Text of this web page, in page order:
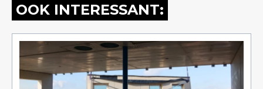
OOK INTERESSANT: